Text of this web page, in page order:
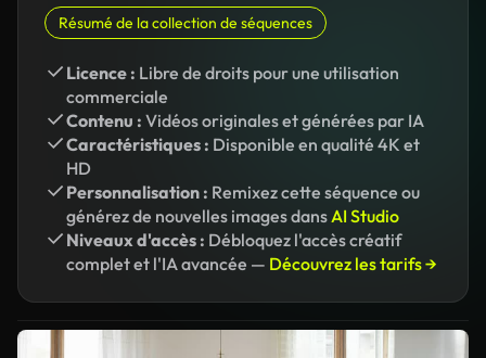
Résumé de la collection de séquences
Licence : Libre de droits pour une utilisation
commerciale
Contenu : Vidéos originales et générées par IA
Caractéristiques : Disponible en qualité 4K et
HD
Personnalisation : Remixez cette séquence ou
générez de nouvelles images dansAI Studio
Niveaux d'accès : Débloquez l'accès créatif
complet et l'IA avancée — Découvrez les tarifs →